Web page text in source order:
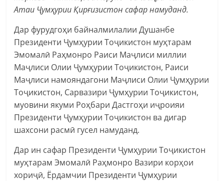
Атаи Ҷумҳурии Қирғизистон сафар намуданд.
Дар фурудгоҳи байналмилалии Душанбе
Президенти Ҷумҳурии Тоҷикистон муҳтарам
Эмомалӣ Раҳмонро Раиси Маҷлиси миллии
Маҷлиси Олии Ҷумҳурии Тоҷикистон, Раиси
Маҷлиси намояндагони Маҷлиси Олии Ҷумҳурии
Тоҷикистон, Сарвазири Ҷумҳурии Тоҷикистон,
муовини якуми Роҳбари Дастгоҳи иҷроияи
Президенти Ҷумҳурии Тоҷикистон ва дигар
шахсони расмӣ гусел намуданд.
Дар ин сафар Президенти Ҷумҳурии Тоҷикистон
муҳтарам Эмомалӣ Раҳмонро Вазири корҳои
хориҷӣ, Ёрдамчии Президенти Ҷумҳурии